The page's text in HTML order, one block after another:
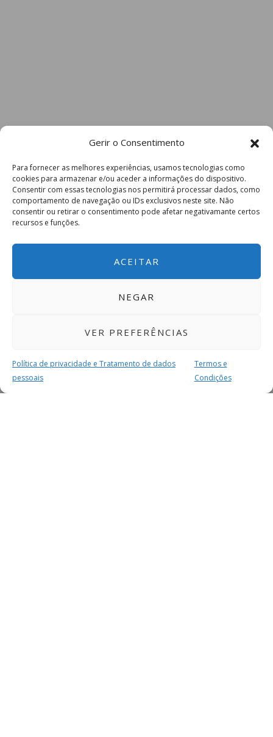
Gerir o Consentimento
Para fornecer as melhores experiências, usamos tecnologias como
cookies para armazenar e/ou aceder a informações do dispositivo.
Consentir com essas tecnologias nos permitirá processar dados, como
comportamento de navegação ou IDs exclusivos neste site. Não
consentir ou retirar o consentimento pode afetar negativamante certos
recursos e funções.
ACEITAR
NEGAR
VER PREFERÊNCIAS
Política de privacidade e Tratamento de dados
pessoais
Termos e
Condições